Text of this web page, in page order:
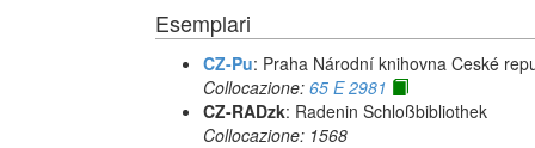
Esemplari
CZ-Pu: Praha Národní knihovna Ceské
Collocazione: 65 E 2981
CZ-RADzk: Radenin Schloßbibliothek
Collocazione: 1568